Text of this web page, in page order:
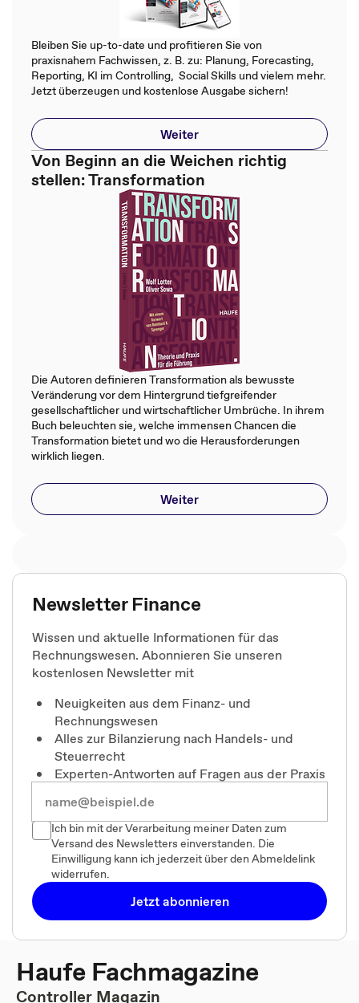
Bleiben Sie up-to-date und profitieren Sie von
praxisnahem Fachwissen, z. B. zu: Planung, Forecasting,
Reporting, KI im Controlling, Social Skills und vielem mehr.
Jetzt überzeugen und kostenlose Ausgabe sichern!
Weiter
Von Beginn an die Weichen richtig
stellen: Transformation
Die Autoren definieren Transformation als bewusste
Veränderung vor dem Hintergrund tiefgreifender
gesellschaftlicher und wirtschaftlicher Umbrüche. In ihrem
Buch beleuchten sie, welche immensen Chancen die
Transformation bietet und wo die Herausforderungen
wirklich liegen.
Weiter
Newsletter Finance
Wissen und aktuelle Informationen für das
Rechnungswesen. Abonnieren Sie unseren
kostenlosen Newsletter mit
Neuigkeiten aus dem Finanz- und
Rechnungswesen
Alles zur Bilanzierung nach Handels- und
Steuerrecht
Experten-Antworten auf Fragen aus der Praxis
Ich bin mit der Verarbeitung meiner Daten zum
Versand des Newsletters einverstanden. Die
Einwilligung kann ich jederzeit über den Abmeldelink
widerrufen.
Jetzt abonnieren
Haufe Fachmagazine
Controller Magazin